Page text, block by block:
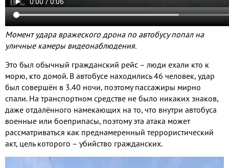
Момент удара вражеского дрона по автобусу попал на
уличные камеры видеонаблюдения.
Это был обычный гражданский рейс – люди ехали кто к
морю, кто домой. В автобусе находились46 человек, удар
был совершён в 3.40 ночи, поэтому пассажиры мирно
спали. На транспортном средстве не было никаких знаков,
даже отдалённого намекающих на то, что внутри автобуса
военные или боеприпасы, поэтому эта атака может
рассматриваться как преднамеренный террористический
акт, цель которого – убийство гражданских.